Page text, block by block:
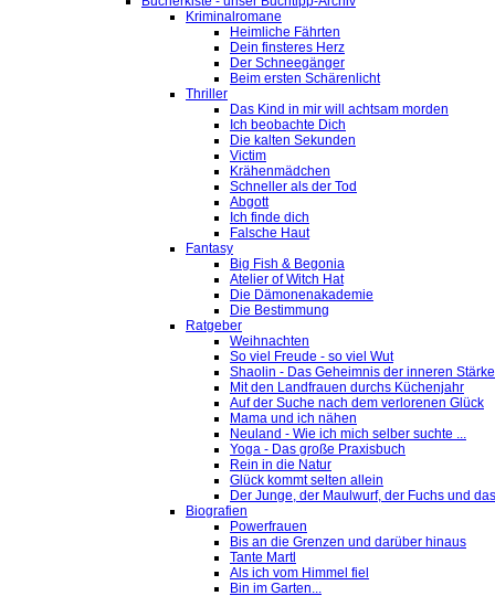
Kriminalromane
Heimliche Fährten
Dein finsteres Herz
Der Schneegänger
Beim ersten Schärenlicht
Thriller
Das Kind in mir will achtsam morden
Ich beobachte Dich
Die kalten Sekunden
Victim
Krähenmädchen
Schneller als der Tod
Abgott
Ich finde dich
Falsche Haut
Fantasy
Big Fish & Begonia
Atelier of Witch Hat
Die Dämonenakademie
Die Bestimmung
Ratgeber
Weihnachten
So viel Freude - so viel Wut
Shaolin - Das Geheimnis der inneren Stärke
Mit den Landfrauen durchs Küchenjahr
Auf der Suche nach dem verlorenen Glück
Mama und ich nähen
Neuland - Wie ich mich selber suchte ...
Yoga - Das große Praxisbuch
Rein in die Natur
Glück kommt selten allein
Der Junge, der Maulwurf, der Fuchs und
Biografien
Powerfrauen
Bis an die Grenzen und darüber hinaus
Tante Martl
Als ich vom Himmel fiel
Bin im Garten...